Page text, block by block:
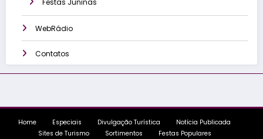
Festas Juninas
WebRádio
Contatos
Home Especiais Divulgação Turística
Notícia Publicada
Sites de Turismo
Sortimentos Festas Populares